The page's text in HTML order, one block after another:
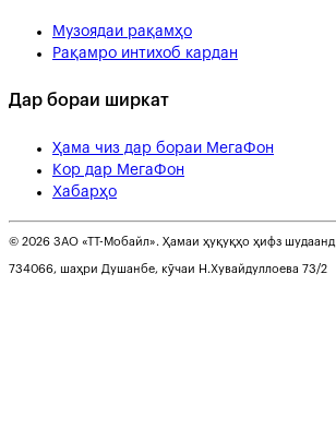
Музоядаи рақамҳо
Рақамро интихоб кардан
Дар бораи ширкат
Ҳама чиз дар бораи МегаФон
Кор дар МегаФон
Хабарҳо
© 2026 ЗАО «ТТ-Мобайл». Ҳамаи ҳуқуқҳо ҳифз шудаанд
734066, шаҳри Душанбе, кӯчаи Н.Хувайдуллоева 73/2